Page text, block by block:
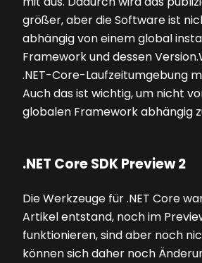
größer, aber die Software ist
abhängig von einem global
Framework und dessen
.NET-Core-Laufzeitumgebung
Auch das ist wichtig, um nicht
globalen Framework abhängig
.NET Core SDK Preview 2
Die Werkzeuge für .NET Core
Artikel entstand, noch im
funktionieren, sind aber noch
können sich daher noch